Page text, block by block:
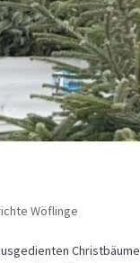
Wöflinge
Christbäume